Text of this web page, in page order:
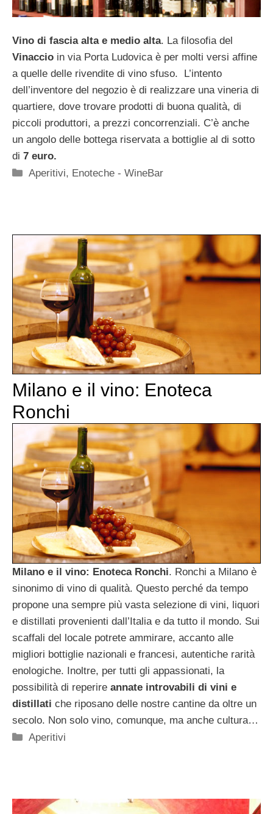
Vino di fascia alta e medio alta. La filosofia del
Vinaccio in via Porta Ludovica è per molti versi affine
a quelle delle rivendite di vino sfuso. L’intento
dell’inventore del negozio è di realizzare una vineria di
quartiere, dove trovare prodotti di buona qualità, di
piccoli produttori, a prezzi concorrenziali. C’è anche
un angolo delle bottega riservata a bottiglie al di sotto
di 7 euro.
Categorie
Aperitivi, Enoteche - WineBar
Milano e il vino: Enoteca
Ronchi
Milano e il vino: Enoteca Ronchi. Ronchi a Milano è
sinonimo di vino di qualità. Questo perché da tempo
propone una sempre più vasta selezione di vini, liquori
e distillati provenienti dall’Italia e da tutto il mondo. Sui
scaffali del locale potrete ammirare, accanto alle
migliori bottiglie nazionali e francesi, autentiche rarità
enologiche. Inoltre, per tutti gli appassionati, la
possibilità di reperire annate introvabili di vini e
distillati che riposano delle nostre cantine da oltre un
secolo. Non solo vino, comunque, ma anche cultura…
Categorie
Aperitivi